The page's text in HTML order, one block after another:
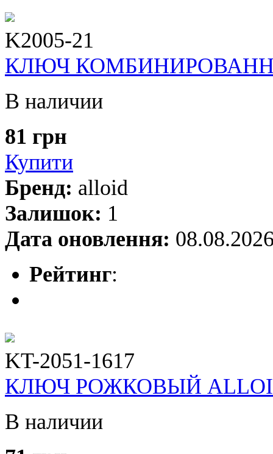
K2005-21
КЛЮЧ
В наличии
81 грн
Купити
Бренд: alloid
Залишок: 1
Дата оновлення:
Рейтинг:
KT-2051-1617
КЛЮЧ РОЖКОВЫЙ
В наличии